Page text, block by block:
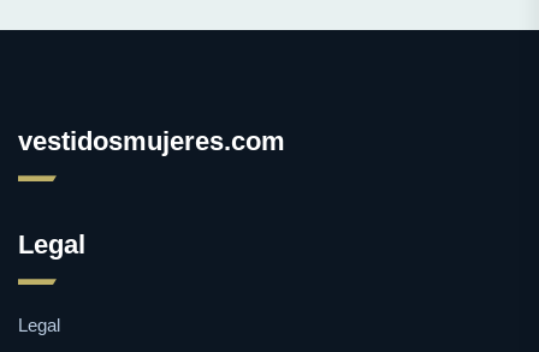
vestidosmujeres.com
Legal
Legal